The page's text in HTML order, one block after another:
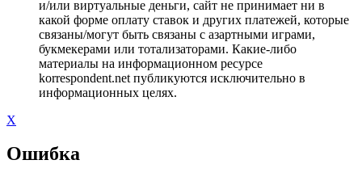
и/или виртуальные деньги, сайт не принимает ни в
какой форме оплату ставок и других платежей, которые
связаны/могут быть связаны с азартными играми,
букмекерами или тотализаторами. Какие-либо
материалы на информационном ресурсе
korrespondent.net публикуются исключительно в
информационных целях.
X
Ошибка